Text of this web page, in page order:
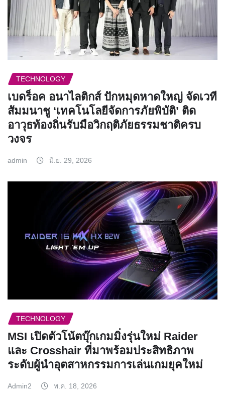
TECHNOLOGY
เบดร็อค อนาไลติกส์ ปักหมุดหาดใหญ่ จัดเวที
สัมมนาชู ‘เทคโนโลยีจัดการภัยพิบัติ’ ติด
อาวุธท้องถิ่นรับมือวิกฤติภัยธรรมชาติครบ
วงจร
admin มิ.ย. 29, 2026
TECHNOLOGY
MSI เปิดตัวโน้ตบุ๊กเกมมิ่งรุ่นใหม่ Raider
และ Crosshair ที่มาพร้อมประสิทธิภาพ
ระดับผู้นำอุตสาหกรรมการเล่นเกมยุคใหม่
Admin2 พ.ค. 18, 2026